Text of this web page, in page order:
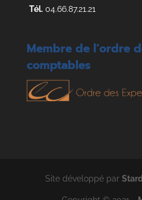
Tél.04.66.87.21.21
Membre de l’ordre
comptables
Site développé par